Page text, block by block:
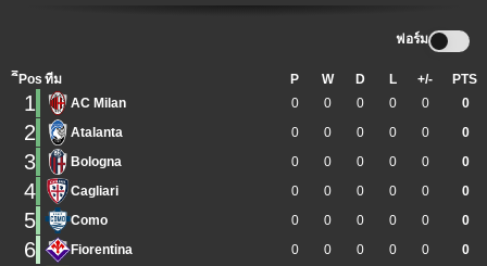
ฟอร์ม
ิีPos ทีม P W D L +/- PTS
1 AC Milan 0 0 0 0 0 0
2 Atalanta 0 0 0 0 0 0
3 Bologna 0 0 0 0 0 0
4 Cagliari 0 0 0 0 0 0
5 Como 0 0 0 0 0 0
6 Fiorentina 0 0 0 0 0 0